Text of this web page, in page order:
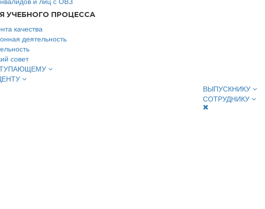
УЧЕБНОГО ПРОЦЕССА
качества
деятельность
совет
ВЫПУСКНИКУ
СОТРУДНИКУ